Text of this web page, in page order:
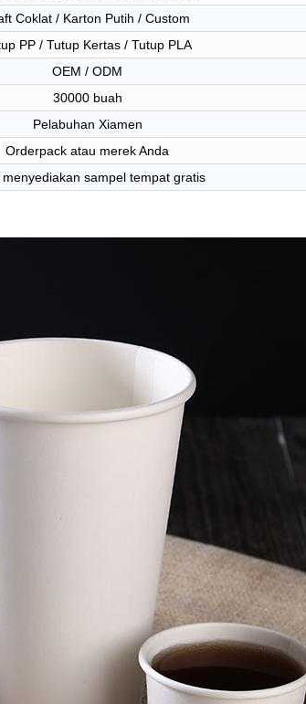
Coklat / Karton Putih / Custom
PP / Tutup Kertas / Tutup PLA
OEM / ODM
30000 buah
Pelabuhan Xiamen
Orderpack atau merek Anda
menyediakan sampel tempat gratis